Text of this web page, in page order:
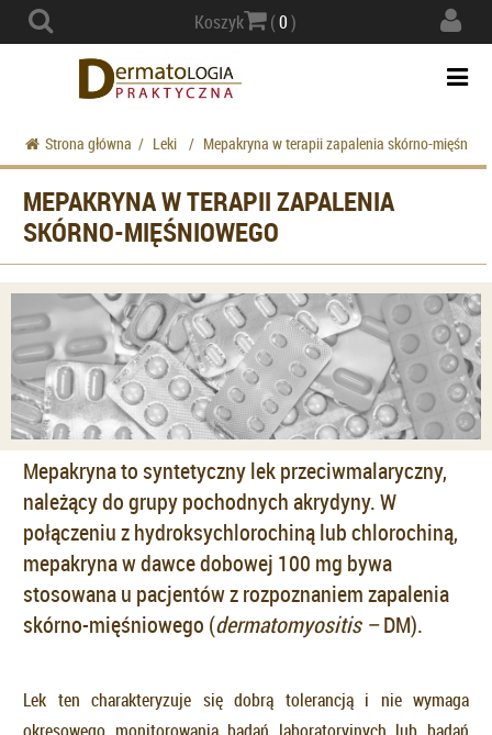
Koszyk (0)
Strona główna / Leki / Mepakryna w terapii zapalenia skórno-
MEPAKRYNA W TERAPII ZAPALENIA
SKÓRNO-MIĘŚNIOWEGO
Mepakryna to syntetyczny lek przeciwmalaryczny,
należący do grupy pochodnych akrydyny. W
połączeniu z hydroksychlorochiną lub chlorochiną,
mepakryna w dawce dobowej 100 mg bywa
stosowana u pacjentów z rozpoznaniem zapalenia
skórno-mięśniowego (dermatomyositis –DM).
Lek ten charakteryzuje się dobrą tolerancją i nie wymaga